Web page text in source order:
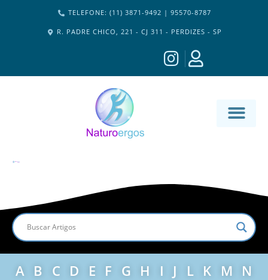
TELEFONE: (11) 3871-9492 | 95570-8787
R. PADRE CHICO, 221 - CJ 311 - PERDIZES - SP
A B C D E F G H I J L K M N